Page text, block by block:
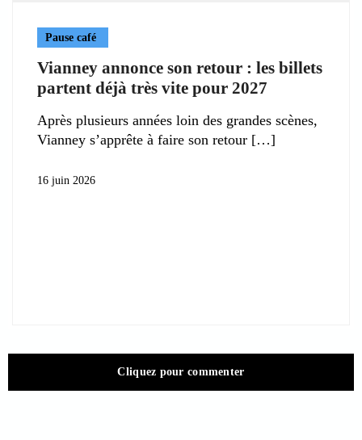
Pause café
Vianney annonce son retour : les billets
partent déjà très vite pour 2027
Après plusieurs années loin des grandes scènes,
Vianney s’apprête à faire son retour
16 juin 2026
Cliquez pour commenter